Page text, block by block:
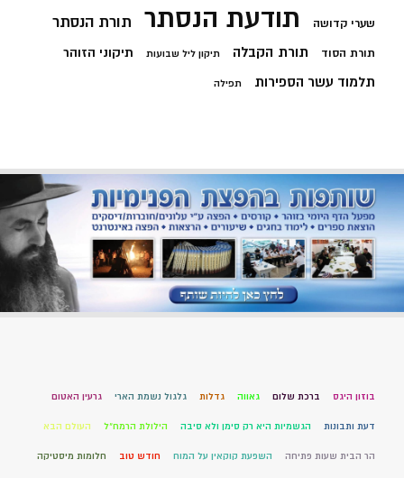
שערי קדושה תודעת הנסתר תורת הנסתר
תורת הסוד תורת הקבלה תיקון ליל שבועות תיקוני הזוהר
תלמוד עשר הספירות תפילה
בוזון היגס ברכת שלום גאווה גדלות גלגול נשמת הארי גרעין האטום
דעת ותבונות הגשמיות היא רק סימן ולא סיבה הילולת הרמח"ל העולם הבא
הר הבית שעות פתיחה השפעת קוקאין על המוח חודש טוב חלומות מיסטיקה